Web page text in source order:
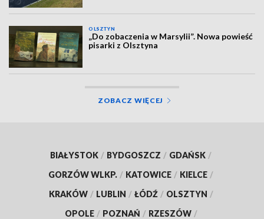
OLSZTYN
„Do zobaczenia w Marsylii”. Nowa powieść
pisarki z Olsztyna
ZOBACZ WIĘCEJ
BIAŁYSTOK / BYDGOSZCZ / GDAŃSK /
GORZÓW WLKP. / KATOWICE / KIELCE /
KRAKÓW / LUBLIN / ŁÓDŹ / OLSZTYN /
OPOLE / POZNAŃ / RZESZÓW /